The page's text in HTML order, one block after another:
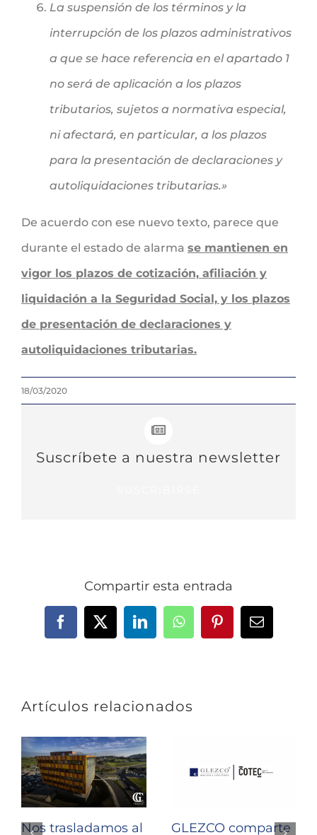
La suspensión de los términos y la
interrupción de los plazos administrativos
a que se hace referencia en el apartado 1
no será de aplicación a los plazos
tributarios, sujetos a normativa especial,
ni afectará, en particular, a los plazos
para la presentación de declaraciones y
autoliquidaciones tributarias.»
De acuerdo con ese nuevo texto, parece que
durante el estado de alarma se mantienen en
vigor los plazos de cotización, afiliación y
liquidación a la Seguridad Social, y los plazos
de presentación de declaraciones y
autoliquidaciones tributarias.
18/03/2020
Suscríbete a nuestra newsletter
Compartir esta entrada
Facebook
X LinkedInWhatsAppPinterestCorreo
Artículos relacionados
Nos trasladamos al
GLEZCO comparte